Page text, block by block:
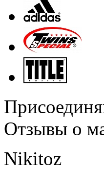
Отзывы о
Nikitoz